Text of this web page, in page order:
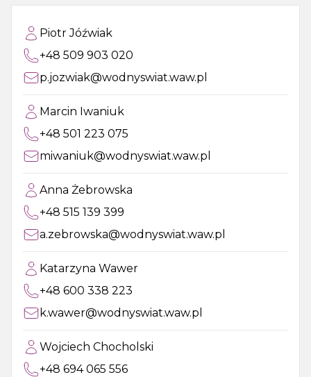
Piotr Jóźwiak
+48 509 903 020
p.jozwiak@wodnyswiat.waw.pl
Marcin Iwaniuk
+48 501 223 075
miwaniuk@wodnyswiat.waw.pl
Anna Żebrowska
+48 515 139 399
a.zebrowska@wodnyswiat.waw.pl
Katarzyna Wawer
+48 600 338 223
k.wawer@wodnyswiat.waw.pl
Wojciech Chocholski
+48 694 065 556